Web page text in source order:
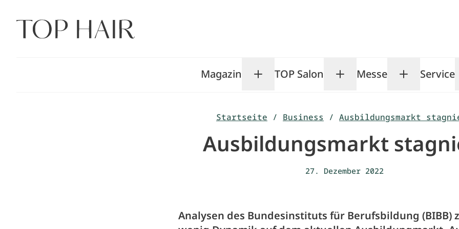
Inhalt
springen
Magazin Toggle Magazin submenu
TOP Salon Toggle TOP Salon
Messe ToggleService
Startseite / Business / Ausbildungsmarkt
Ausbildungsmarkt
27. Dezember 2022
Analysen des Bundesinstituts für Berufsbildung (BIBB)